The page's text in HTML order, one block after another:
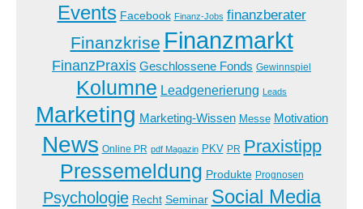
Events Facebook Finanz-Jobs finanzberater
Finanzkrise Finanzmarkt
FinanzPraxis Geschlossene Fonds Gewinnspiel
Kolumne Leadgenerierung Leads
Marketing Marketing-Wissen Messe Motivation
News Online PR pdf Magazin PKV PR Praxistipp
Pressemeldung Produkte Prognosen
Psychologie Recht Seminar Social Media